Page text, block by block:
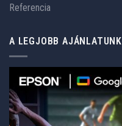
Referencia
A LEGJOBB AJÁNLATUNK